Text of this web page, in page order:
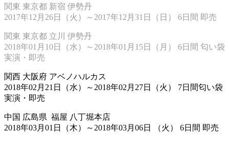
関東 東京都 新宿 伊勢丹
2017年12月26日（火）～2017年12月31日（日） 6日間 即売
関東 東京都 立川 伊勢丹
2018年01月10日（水）～2018年01月15日（月） 6日間 匂い袋
実演・即売
関西 大阪府 アベノハルカス
2018年02月21日（水）～2018年02月27日（火） 7日間匂い袋
実演・即売
中国 広島県 福屋 八丁堀本店
2018年03月01日（木）～2018年03月06日 （火） 6日間 即売